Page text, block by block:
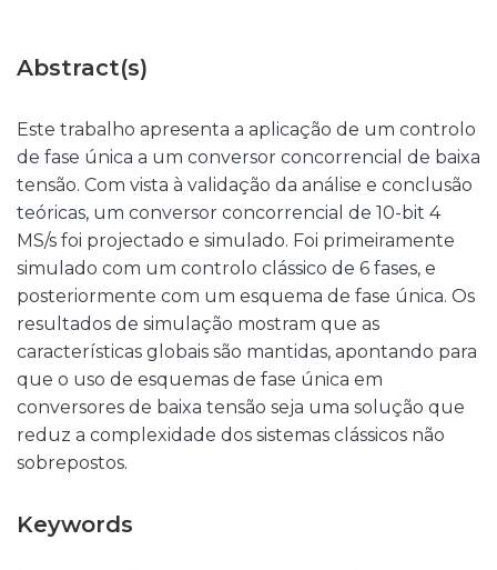
Abstract(s)
Este trabalho apresenta a aplicação de um controlo
de fase única a um conversor concorrencial de baixa
tensão. Com vista à validação da análise e conclusão
teóricas, um conversor concorrencial de 10-bit 4
MS/s foi projectado e simulado. Foi primeiramente
simulado com um controlo clássico de 6 fases, e
posteriormente com um esquema de fase única. Os
resultados de simulação mostram que as
características globais são mantidas, apontando para
que o uso de esquemas de fase única em
conversores de baixa tensão seja uma solução que
reduz a complexidade dos sistemas clássicos não
sobrepostos.
Keywords